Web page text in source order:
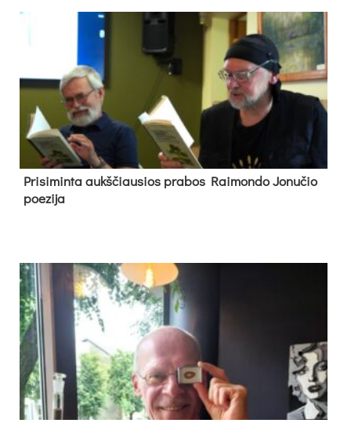
Pri­si­min­ta aukš­čiau­sios pra­bos Rai­mon­do Jo­nu­čio
poe­zi­ja